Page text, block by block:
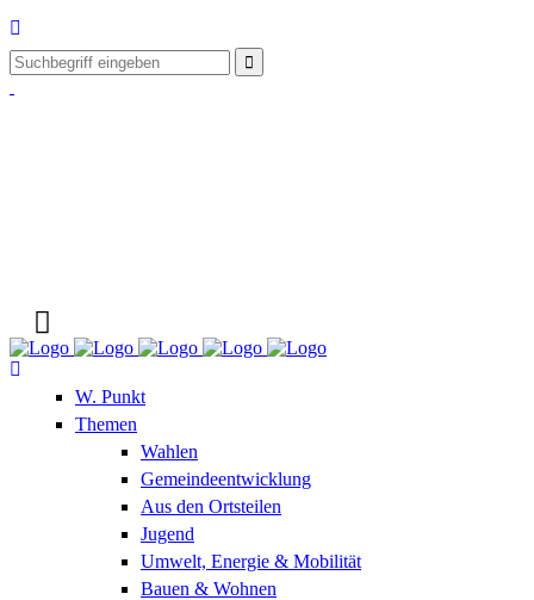
W. Punkt
Themen
Wahlen
Gemeindeentwicklung
Aus den Ortsteilen
Jugend
Umwelt, Energie & Mobilität
Bauen & Wohnen